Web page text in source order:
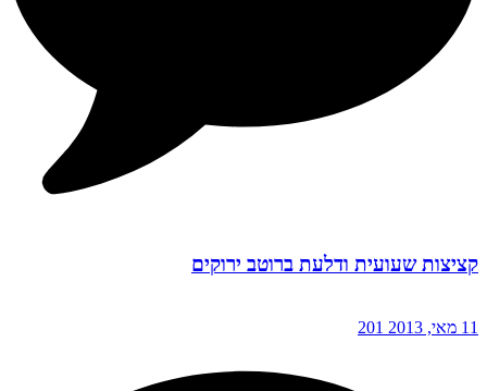
קציצות שעועית ודלעת ברוטב ירוקים
11 מאי, 2013 201